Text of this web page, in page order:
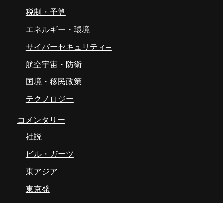
税制・予算
エネルギー・環境
サイバーセキュリティ―
航空宇宙・防衛
国境・移民政策
テクノロジー
コメンタリー
社説
ビル・ガーツ
東アジア
東京発